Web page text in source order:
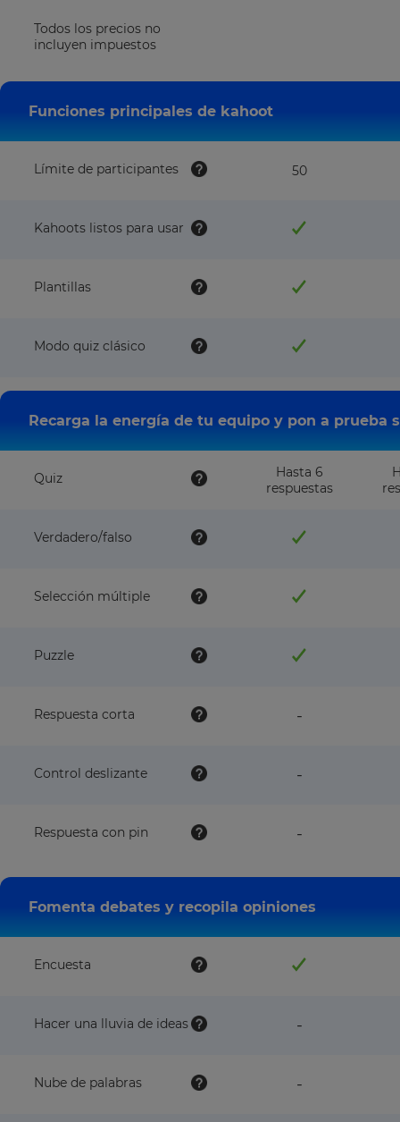
Todos los precios no
incluyen impuestos
Funciones principales de kahoot
Límite de participantes 50
Kahoots listos para usar
Plantillas
Modo quiz clásico
Recarga la energía de tu equipo y pon a prueba
Quiz
Hasta 6
respuestas
Verdadero/falso
Selección múltiple
Puzzle
Respuesta corta -feature
this
Control deslizante -feature
this
Respuesta con pin -feature
with
plan
Fomenta debates y recopila opiniones
Encuesta
Hacer una lluvia de ideas -feature
this
Nube de palabras -feature